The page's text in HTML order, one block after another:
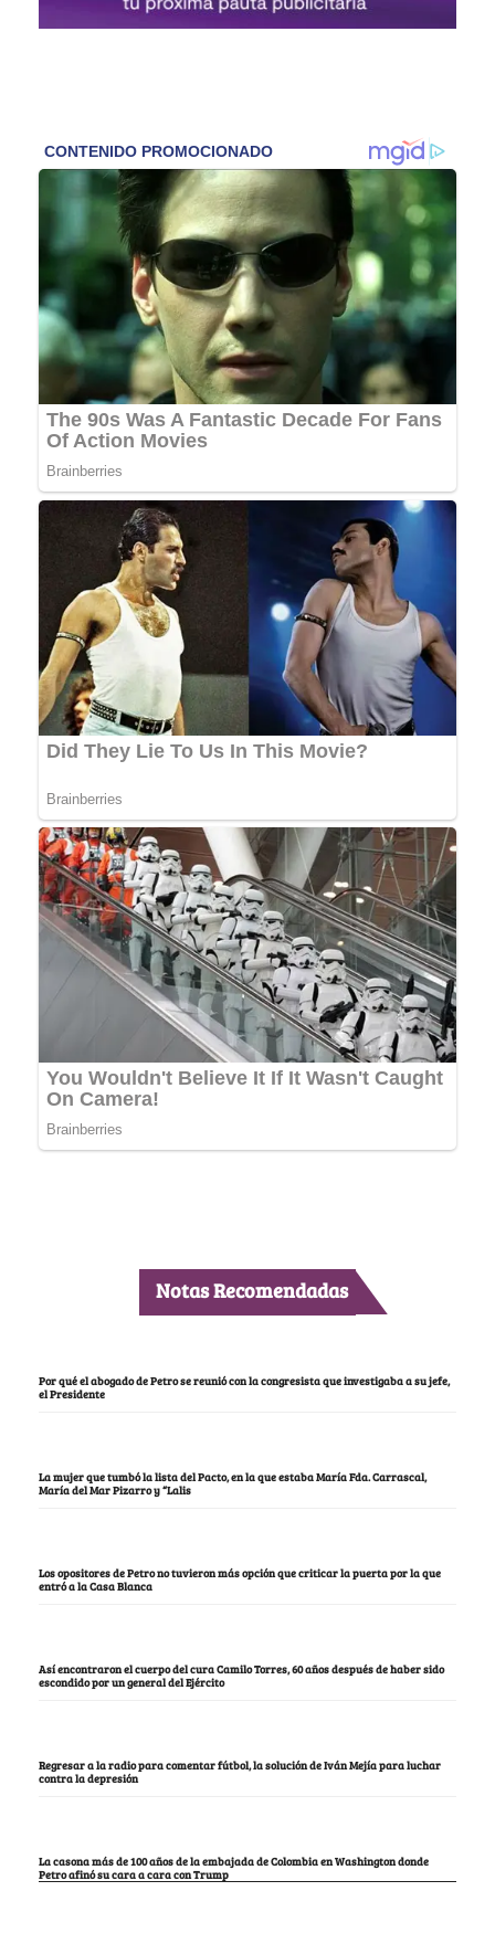
Notas Recomendadas
Por qué el abogado de Petro se reunió con la congresista que investigaba a su jefe,
el Presidente
La mujer que tumbó la lista del Pacto, en la que estaba María Fda. Carrascal,
María del Mar Pizarro y “Lalis
Los opositores de Petro no tuvieron más opción que criticar la puerta por la que
entró a la Casa Blanca
Así encontraron el cuerpo del cura Camilo Torres, 60 años después de haber sido
escondido por un general del Ejército
Regresar a la radio para comentar fútbol, la solución de Iván Mejía para luchar
contra la depresión
La casona más de 100 años de la embajada de Colombia en Washington donde
Petro afinó su cara a cara con Trump